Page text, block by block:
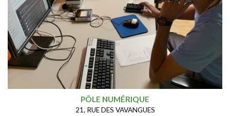
PÔLE NUMÉRIQUE
21, RUE DES VAVANGUES